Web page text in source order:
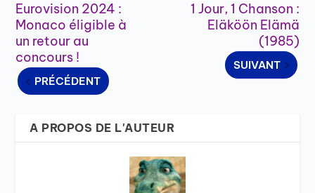
Eurovision 2024 :
Monaco éligible à
un retour au
concours !
PRÉCÉDENT
1 Jour, 1 Chanson :
Eläköön Elämä
(1985)
SUIVANT
A PROPOS DE L'AUTEUR